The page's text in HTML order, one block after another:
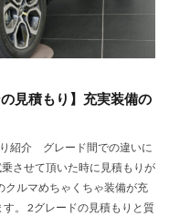
見積もり】充実装備の
紹介 グレード間での違いに
させて頂いた時に見積もりが
クルマめちゃくちゃ装備が充
。 2グレードの見積もりと質